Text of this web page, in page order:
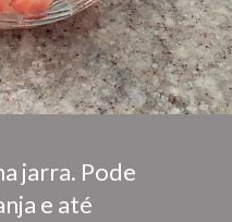
jarra. Pode
e até